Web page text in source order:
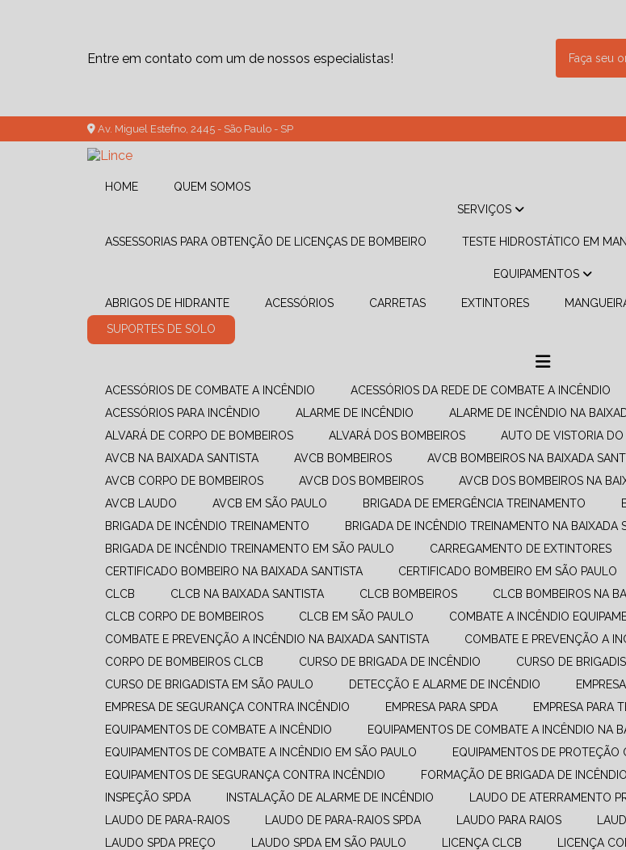
Entre em contato com um de nossos especialistas! Faça seu
Av. Miguel Estefno, 2445 - São Paulo - SP
HOME
QUEM SOMOS
SERVIÇOS
ASSESSORIAS PARA OBTENÇÃO DE LICENÇAS DE BOMBEIRO TESTE HIDROSTÁTICO EM
EQUIPAMENTOS
ABRIGOS DE HIDRANTE ACESSÓRIOS CARRETAS EXTINTORES
SUPORTES DE SOLO
ACESSÓRIOS DE COMBATE A INCÊNDIO ACESSÓRIOS DA REDE DE COMBATE A INCÊNDIO​
ACESSÓRIOS PARA INCÊNDIO
ALARME DE INCÊNDIO ALARME DE INCÊNDIO NA
ALVARÁ DE CORPO DE BOMBEIROS
ALVARÁ DOS BOMBEIROS AUTO DE VISTORIA
AVCB NA BAIXADA SANTISTA
AVCB BOMBEIROS AVCB BOMBEIROS NA BAIXADA
AVCB CORPO DE BOMBEIROS
AVCB DOS BOMBEIROS AVCB DOS BOMBEIROS NA
AVCB LAUDO
AVCB EM SÃO PAULO BRIGADA DE EMERGÊNCIA TREINAMENTO
BRIGADA DE INCÊNDIO TREINAMENTO
BRIGADA DE INCÊNDIO TREINAMENTO NA BAIXADA
BRIGADA DE INCÊNDIO TREINAMENTO EM SÃO PAULO
CARREGAMENTO DE EXTINTORES
CERTIFICADO BOMBEIRO NA BAIXADA SANTISTA
CERTIFICADO BOMBEIRO EM SÃO PAULO
CLCB
CLCB NA BAIXADA SANTISTA CLCB BOMBEIROS CLCB BOMBEIROS NA
CLCB CORPO DE BOMBEIROS
CLCB EM SÃO PAULO COMBATE A INCÊNDIO
COMBATE E PREVENÇÃO A INCÊNDIO​ NA BAIXADA SANTISTA
COMBATE E PREVENÇÃO A
CORPO DE BOMBEIROS CLCB
CURSO DE BRIGADA DE INCÊNDIO CURSO DE
CURSO DE BRIGADISTA EM SÃO PAULO
DETECÇÃO E ALARME DE INCÊNDIO
EMPRESA DE SEGURANÇA CONTRA INCÊNDIO
EMPRESA PARA SPDA
EMPRESA PARA
EQUIPAMENTOS DE COMBATE A INCÊNDIO​
EQUIPAMENTOS DE COMBATE A INCÊNDIO​ NA
EQUIPAMENTOS DE COMBATE A INCÊNDIO​ EM SÃO PAULO
EQUIPAMENTOS DE
EQUIPAMENTOS DE SEGURANÇA CONTRA INCÊNDIO
FORMAÇÃO DE BRIGADA DE INCÊNDIO
INSPEÇÃO SPDA
INSTALAÇÃO DE ALARME DE INCÊNDIO LAUDO DE ATERRAMENTO
LAUDO DE PARA-RAIOS
LAUDO DE PARA-RAIOS SPDA LAUDO PARA RAIOS
LAUDO SPDA PREÇO
LAUDO SPDA EM SÃO PAULO LICENÇA CLCB LICENÇA